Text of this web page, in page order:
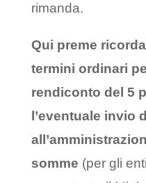
rimanda.
Qui preme
termini ordinari
rendiconto del 5
l’eventuale invio
somme (per gli